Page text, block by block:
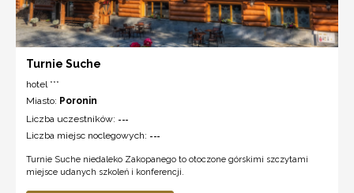
Turnie Suche
hotel ***
Miasto: Poronin
Liczba uczestników: ---
Liczba miejsc noclegowych: ---
Turnie Suche niedaleko Zakopanego to otoczone górskimi szczytami
miejsce udanych szkoleń i konferencji.